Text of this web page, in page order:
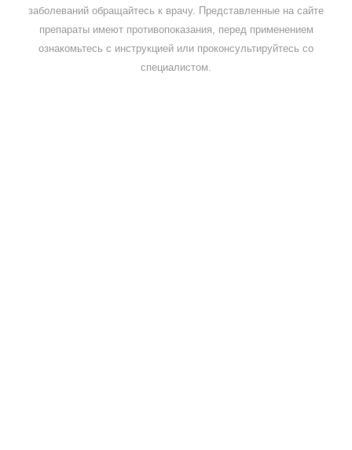
заболеваний обращайтесь к врачу. Представленные на сайте
препараты имеют противопоказания, перед применением
ознакомьтесь с инструкцией или проконсультируйтесь со
специалистом.